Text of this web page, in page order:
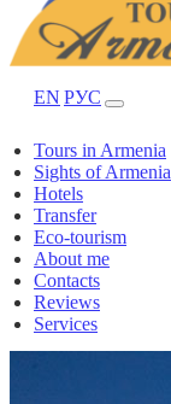
EN РУС
Tours in Armenia
Sights of Armenia
Hotels
Transfer
Eco-tourism
About me
Contacts
Reviews
Services